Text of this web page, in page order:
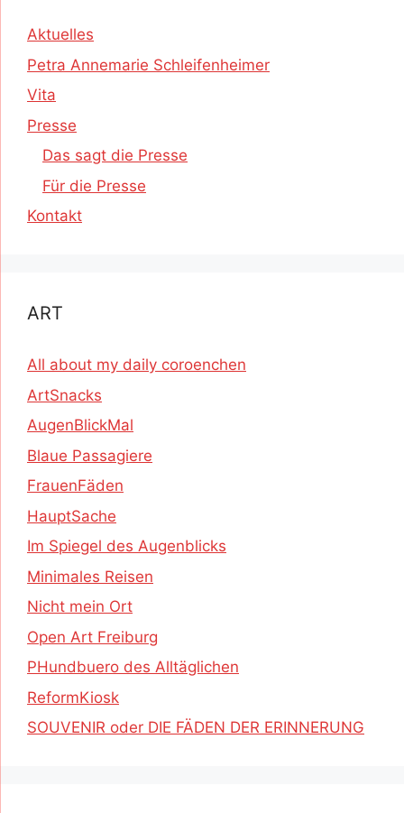
Aktuelles
Petra Annemarie Schleifenheimer
Vita
Presse
Das sagt die Presse
Für die Presse
Kontakt
ART
All about my daily coroenchen
ArtSnacks
AugenBlickMal
Blaue Passagiere
FrauenFäden
HauptSache
Im Spiegel des Augenblicks
Minimales Reisen
Nicht mein Ort
Open Art Freiburg
PHundbuero des Alltäglichen
ReformKiosk
SOUVENIR oder DIE FÄDEN DER ERINNERUNG